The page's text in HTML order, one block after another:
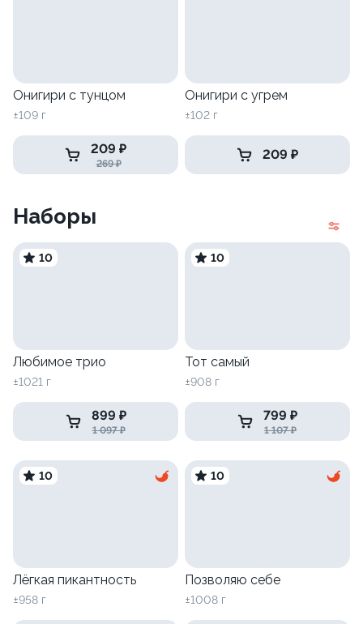
Онигири с тунцом
±109 г
209 ₽
269 ₽
Онигири с угрем
±102 г
209 ₽
Наборы
10
Любимое трио
±1021 г
899 ₽
1 097 ₽
10
Тот самый
±908 г
799 ₽
1 107 ₽
10
Лёгкая пикантность
±958 г
10
Позволяю себе
±1008 г